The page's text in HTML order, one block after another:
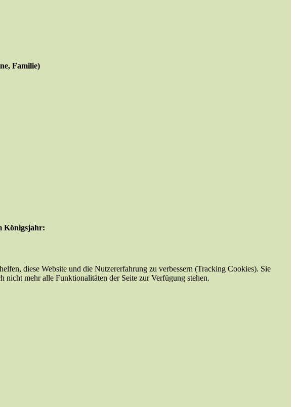
Familie)
Königsjahr:
diese Website und die Nutzererfahrung zu verbessern (Tracking Cookies). Sie
nicht mehr alle Funktionalitäten der Seite zur Verfügung stehen.